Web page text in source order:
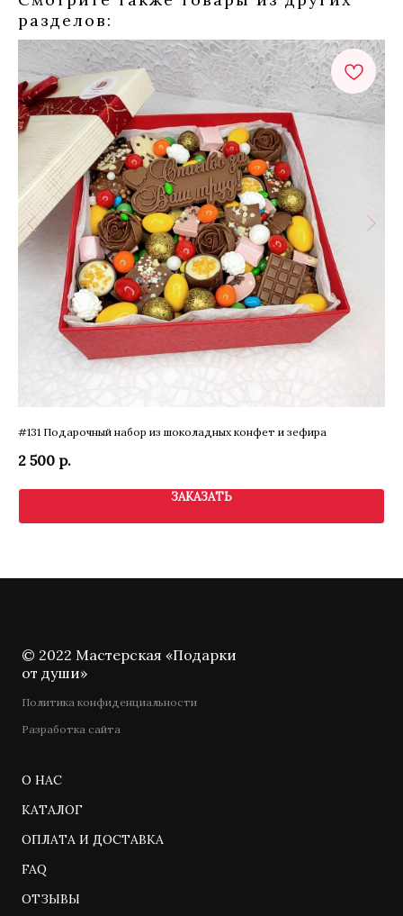
разделов:
#131 Подарочный набор из шоколадных конфет и зефира
2 500 р.
ЗАКАЗАТЬ
© 2022 Мастерская «Подарки
от души»
Политика конфиденциальности
Разработка сайта
О НАС
КАТАЛОГ
ОПЛАТА И ДОСТАВКА
FAQ
ОТЗЫВЫ